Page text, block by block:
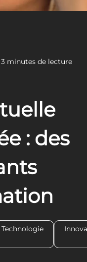
3 minutes de lecture
: des
Technologie